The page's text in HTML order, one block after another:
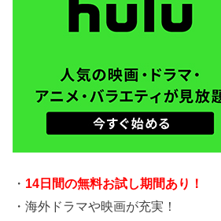
・ 14日間の無料お試し期間あり！
・海外ドラマや映画が充実！